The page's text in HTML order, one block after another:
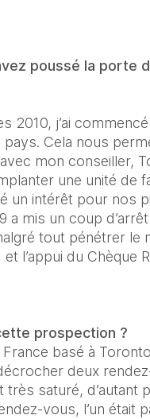
poussé la porte
2010, j’ai
Cela nous
mon conseiller,
une unité de
un intérêt pour nos
a mis un coup
tout pénétrer le
l’appui du Chèque
prospection ?
basé à
deux
saturé, d’autant
vous, l’un était